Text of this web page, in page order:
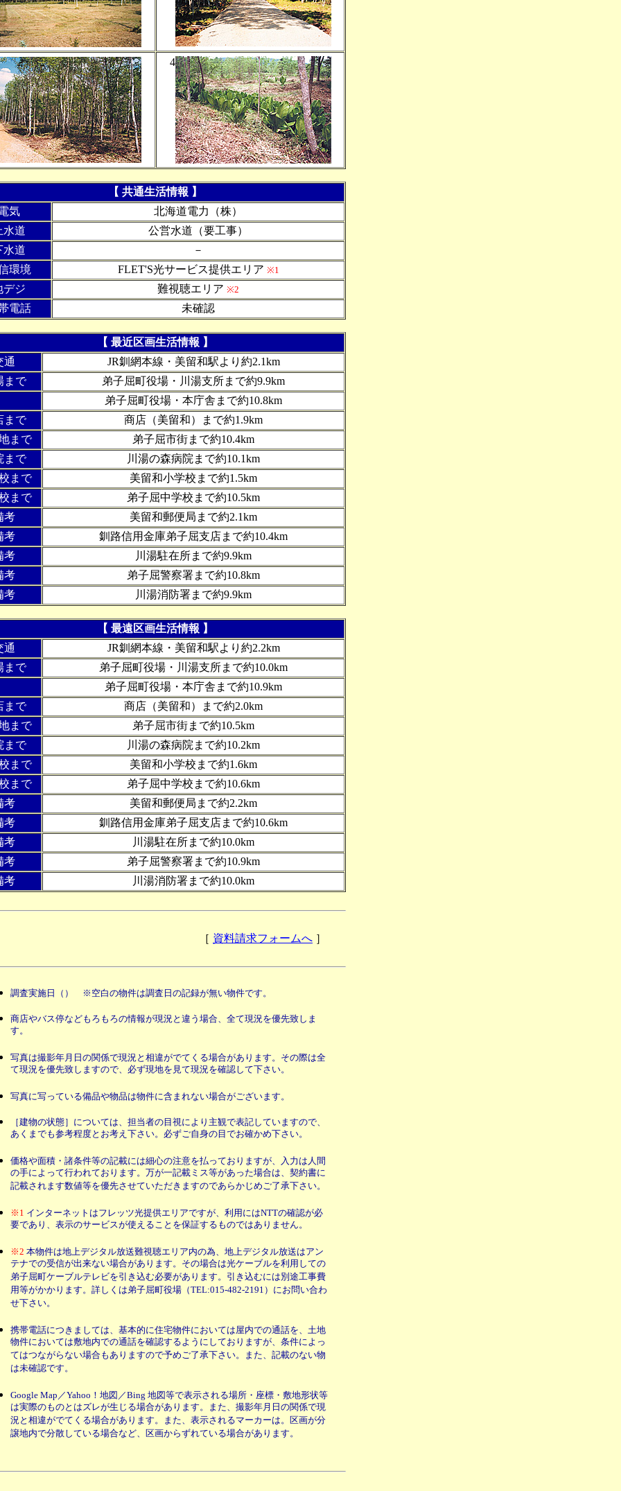
4
【 共通生活情報 】
気
北海道電力（株）
水道
公営水道（要工事）
水道
－
環境
FLET'S光サービス提供エリア ※1
デジ 難視聴エリア ※2
電話 未確認
【 最近区画生活情報 】
通
JR釧網本線・美留和駅より約2.1km
まで
弟子屈町役場・川湯支所まで約9.9km
弟子屈町役場・本庁舎まで約10.8km
まで
商店（美留和）まで約1.9km
まで
弟子屈市街まで約10.4km
まで
川湯の森病院まで約10.1km
まで
美留和小学校まで約1.5km
まで
弟子屈中学校まで約10.5km
考
美留和郵便局まで約2.1km
考
釧路信用金庫弟子屈支店まで約10.4km
考
川湯駐在所まで約9.9km
考
弟子屈警察署まで約10.8km
考
川湯消防署まで約9.9km
【 最遠区画生活情報 】
通
JR釧網本線・美留和駅より約2.2km
まで
弟子屈町役場・川湯支所まで約10.0km
弟子屈町役場・本庁舎まで約10.9km
まで
商店（美留和）まで約2.0km
まで
弟子屈市街まで約10.5km
まで
川湯の森病院まで約10.2km
まで
美留和小学校まで約1.6km
まで
弟子屈中学校まで約10.6km
考
美留和郵便局まで約2.2km
考
釧路信用金庫弟子屈支店まで約10.6km
考
川湯駐在所まで約10.0km
考
弟子屈警察署まで約10.9km
考
川湯消防署まで約10.0km
［ 資料請求フォームへ ］
調査実施日（） ※空白の物件は調査日の記録が無い物件です。
商店やバス停などもろもろの情報が現況と違う場合、全て現況を優先致しま
す。
写真は撮影年月日の関係で現況と相違がでてくる場合があります。その際は全
て現況を優先致しますので、必ず現地を見て現況を確認して下さい。
写真に写っている備品や物品は物件に含まれない場合がございます。
［建物の状態］については、担当者の目視により主観で表記していますので、
あくまでも参考程度とお考え下さい。必ずご自身の目でお確かめ下さい。
価格や面積・諸条件等の記載には細心の注意を払っておりますが、入力は人間
の手によって行われております。万が一記載ミス等があった場合は、契約書に
記載されます数値等を優先させていただきますのであらかじめご了承下さい。
※1 インターネットはフレッツ光提供エリアですが、利用にはNTTの確認が必
要であり、表示のサービスが使えることを保証するものではありません。
※2 本物件は地上デジタル放送難視聴エリア内の為、地上デジタル放送はアン
テナでの受信が出来ない場合があります。その場合は光ケーブルを利用しての
弟子屈町ケーブルテレビを引き込む必要があります。引き込むには別途工事費
用等がかかります。詳しくは弟子屈町役場（TEL:015-482-2191）にお問い合わ
せ下さい。
携帯電話につきましては、基本的に住宅物件においては屋内での通話を、土地
物件においては敷地内での通話を確認するようにしておりますが、条件によっ
てはつながらない場合もありますので予めご了承下さい。また、記載のない物
は未確認です。
Google Map／Yahoo！地図／Bing 地図等で表示される場所・座標・敷地形状等
は実際のものとはズレが生じる場合があります。また、撮影年月日の関係で現
況と相違がでてくる場合があります。また、表示されるマーカーは。区画が分
譲地内で分散している場合など、区画からずれている場合があります。